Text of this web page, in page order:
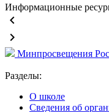
Информационные
keyboard_arrow_left
keyboard_arrow_right
Минпросвещения
Разделы:
О школе
Сведения об